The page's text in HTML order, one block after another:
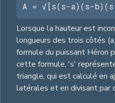
A = √[s(s-a)(s-
Lorsque la hauteur est
longueurs des trois côtés
formule du puissant Héron
cette formule, 's'
triangle, qui est calculé en
latérales et en divisant par